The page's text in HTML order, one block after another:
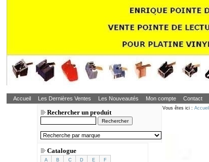
Accueil Les Dernières Ventes Les Nouveautés Mon compte Contact
Rechercher un produit
Catalogue
A B C D E
F
Vous êtes ici : Accueil